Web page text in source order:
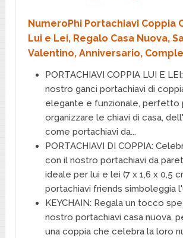
NumeroPhi Portachiavi Coppia
Lui e Lei, Regalo Casa Nuova,
Valentino, Anniversario,
PORTACHIAVI COPPIA LUI E
nostro ganci portachiavi di
elegante e funzionale, perfetto
organizzare le chiavi di casa,
come portachiavi da...
PORTACHIAVI DI COPPIA:
con il nostro portachiavi da
ideale per lui e lei (7 x 1,6 x 0,5
portachiavi friends simboleggia
KEYCHAIN: Regala un tocco
nostro portachiavi casa nuova,
una coppia che celebra la loro